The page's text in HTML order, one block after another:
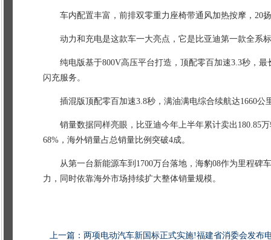
车内配置丰富，前排双零重力座椅带通风加热按摩，20
动力和充电是这款车一大亮点，它是比亚迪第一款全系
纯电版基于800V高压平台打造，顶配零百加速3.3秒，最
闪充服务。
插混版顶配零百加速3.8秒，满油满电综合续航达1660公
销量数据同样亮眼，比亚迪今年上半年累计卖出180.85万
68%，海外销量占总销量比例突破4成。
从第一台新能源车到1700万台落地，海豹08作为里程碑
力，同时依靠海外市场持续扩大整体销量规模。